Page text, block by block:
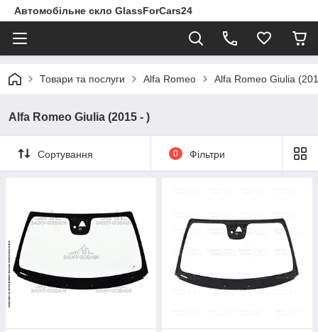
Автомобільне скло GlassForCars24
Товари та послуги Alfa Romeo Alfa Romeo Giulia
Alfa Romeo Giulia (2015 - )
Сортування 0 Фільтри